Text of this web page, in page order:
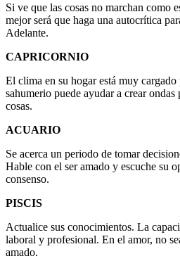
Si ve que las cosas no marchan como
mejor será que haga una autocrítica
Adelante.
CAPRICORNIO
El clima en su hogar está muy
sahumerio puede ayudar a crear
cosas.
ACUARIO
Se acerca un periodo de tomar
Hable con el ser amado y escuche su
consenso.
PISCIS
Actualice sus conocimientos. La
laboral y profesional. En el amor, no
amado.